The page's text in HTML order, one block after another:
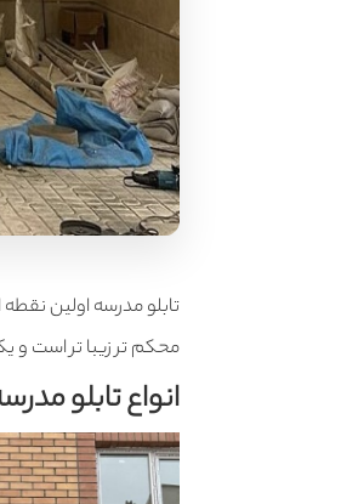
تابلو مدرسه اولین
محکم تر زیبا تر است و
انواع تابلو